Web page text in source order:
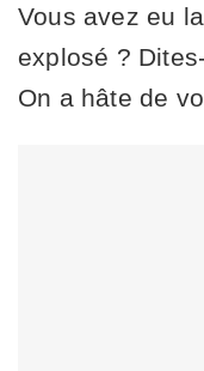
Vous avez eu
explosé ?
On a hâte de